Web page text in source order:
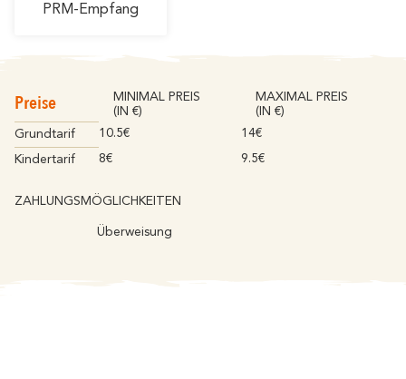
PRM-Empfang
Preise
MINIMAL PREIS
(IN €)
MAXIMAL PREIS
(IN €)
Grundtarif
10.5€ 14€
Kindertarif 8€ 9.5€
ZAHLUNGSMÖGLICHKEITEN
Überweisung